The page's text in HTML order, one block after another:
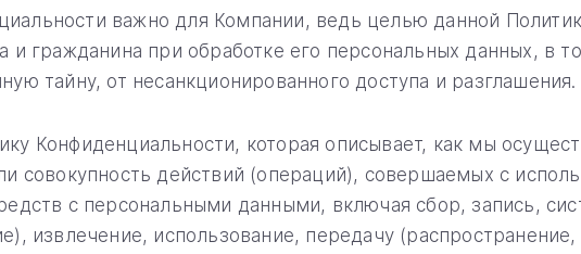
важно для Компании, ведь целью данной
и гражданина при обработке его персональных данных, в
тайну, от несанкционированного доступа и разглашения.
Конфиденциальности, которая описывает, как мы
совокупность действий (операций), совершаемых с
с персональными данными, включая сбор, запись,
извлечение, использование, передачу